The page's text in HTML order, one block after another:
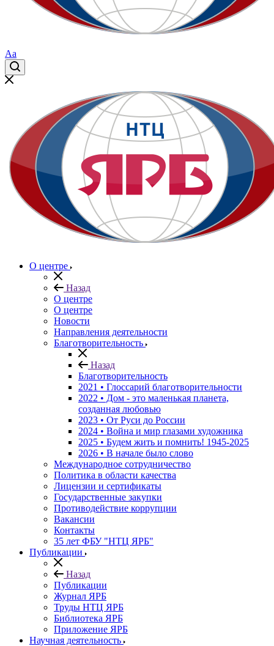
Aa
О центре
Назад
О центре
О центре
Новости
Направления деятельности
Благотворительность
Назад
Благотворительность
2021 • Глоссарий благотворительности
2022 • Дом - это маленькая планета,
созданная любовью
2023 • От Руси до России
2024 • Война и мир глазами художника
2025 • Будем жить и помнить! 1945-2025
2026 • В начале было слово
Международное сотрудничество
Политика в области качества
Лицензии и сертификаты
Государственные закупки
Противодействие коррупции
Вакансии
Контакты
35 лет ФБУ "НТЦ ЯРБ"
Публикации
Назад
Публикации
Журнал ЯРБ
Труды НТЦ ЯРБ
Библиотека ЯРБ
Приложение ЯРБ
Научная деятельность